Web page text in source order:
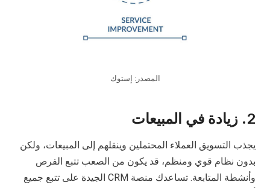
المصدر: إستوك
2. زيادة في المبيعات
يجذب التسويق العملاء المحتملين وينقلهم إلى المبيعات، ولكن
بدون نظام قوي ومنظم، قد يكون من الصعب تتبع الفرص
وأنشطة المتابعة. تساعدك منصة CRM الجيدة على تتبع جميع